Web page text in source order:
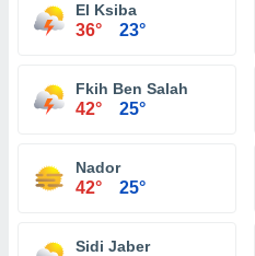
El Ksiba
36° 23°
Fkih Ben Salah
42° 25°
Nador
42° 25°
Sidi Jaber